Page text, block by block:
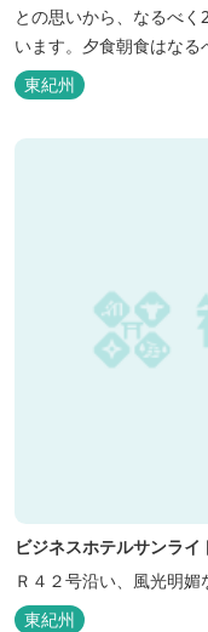
との思いから、なるべ
います。夕食朝食はなる
泊の方には日替わりでご
た場合は、ごめんなさい。
東紀州
ビジネスホテルサンライ
Ｒ４２号沿い、風光明媚
東紀州